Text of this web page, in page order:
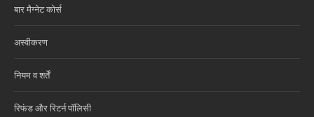
बार मैग्नेट कोर्स
अस्वीकरण
नियम व शर्तें
रिफंड और रिटर्न पॉलिसी